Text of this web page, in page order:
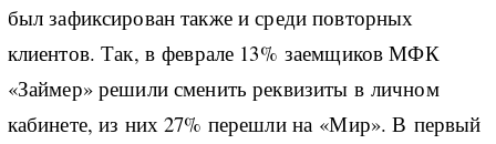
был зафиксирован также и среди повторных
клиентов. Так, в феврале 13% заемщиков МФК
«Займер» решили сменить реквизиты в личном
кабинете, из них 27% перешли на «Мир». В первый